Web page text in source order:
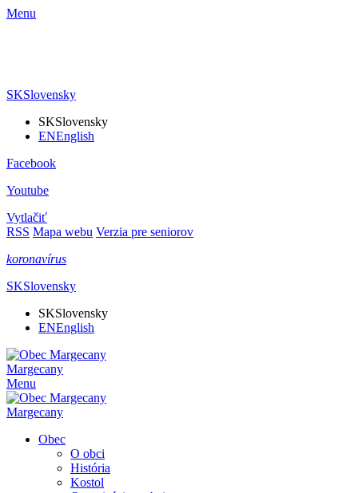
Menu
SKSlovensky
SKSlovensky
ENEnglish
Facebook
Youtube
Vytlačiť
RSS Mapa webu Verzia pre seniorov
koronavírus
SKSlovensky
SKSlovensky
ENEnglish
Margecany
Menu
Margecany
Obec
O obci
História
Kostol